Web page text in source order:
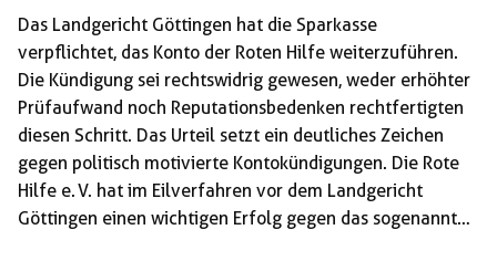
Das Landgericht Göttingen hat die Sparkasse
verpflichtet, das Konto der Roten Hilfe weiterzuführen.
Die Kündigung sei rechtswidrig gewesen, weder erhöhter
Prüfaufwand noch Reputationsbedenken rechtfertigten
diesen Schritt. Das Urteil setzt ein deutliches Zeichen
gegen politisch motivierte Kontokündigungen. Die Rote
Hilfe e. V. hat im Eilverfahren vor dem Landgericht
Göttingen einen wichtigen Erfolg gegen das sogenannte